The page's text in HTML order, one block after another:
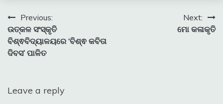
Post
navigation
Previous:
ଉତ୍କଳ ସଂସ୍କୃତି
ବିଶ୍ଵବିଦ୍ୟାଳୟରେ ‘ବିଶ୍ଵ କବିତା
ଦିବସ’ ପାଳିତ
Next:
ମୋ କଳାକୃତି
Leave a reply